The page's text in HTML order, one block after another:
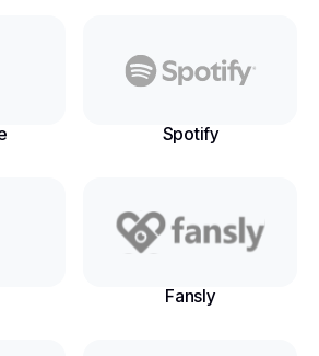
Spotify
Fansly